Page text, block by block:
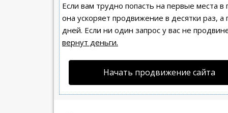
Если вам трудно попасть на первые места
она ускоряет продвижение в десятки раз,
дней. Если ни один запрос у вас не
вернут деньги.
Начать продвижение сайта